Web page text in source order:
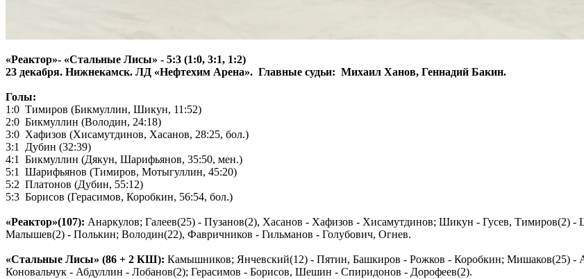
«Реактор»- «Стальные Лисы» - 5:3 (1:0, 3:1, 1:2)
23 декабря. Нижнекамск. ЛД «Нефтехим Арена». Главные судьи: Михаил Ханов, Геннадий Бакин.
Голы:
1:0 Тимиров (Бикмуллин, Шикун, 11:52)
2:0 Бикмуллин (Володин, 24:18)
3:0 Хафизов (Хисамутдинов, Хасанов, 28:25, бол.)
3:1 Дубин (32:39)
4:1 Бикмуллин (Дякун, Шарифьянов, 35:50, мен.)
5:1 Шарифьянов (Тимиров, Мотыгуллин, 45:20)
5:2 Платонов (Дубин, 55:12)
5:3 Борисов (Герасимов, Коробкин, 56:54, бол.)
«Реактор»(107): Анаркулов; Галеев(25) - Пузанов(2), Хасанов - Хафизов - Хисамутдинов; Шикун - Гусев,
Малышев(2) - Полькин; Володин(22), Фавричников - Гильманов - Голубович, Огнев.
«Стальные Лисы» (86 + 2 КШ): Камышников; Янчевский(12) - Пятин, Башкиров - Рожков - Коробкин; Мишаков(25) -
Коновальчук - Абдуллин - Лобанов(2); Герасимов - Борисов, Шешин - Спиридонов - Дорофеев(2).